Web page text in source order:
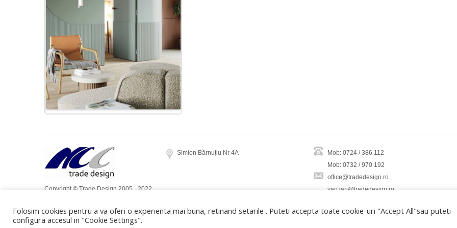
Copyright © Trade Design 2005 - 2022.
Dow Media
Simion Bărnuțiu Nr 4A
Mob: 0724 / 386 112
Mob: 0732 / 970 192
office@tradedesign.ro ,
vanzari@tradedesign.ro
Folosim cookies pentru a va oferi o experienta mai buna, retinand setarile . Puteti accepta toate cookie-uri "Accept All"sau puteti
configura accesul in "Cookie Settings".